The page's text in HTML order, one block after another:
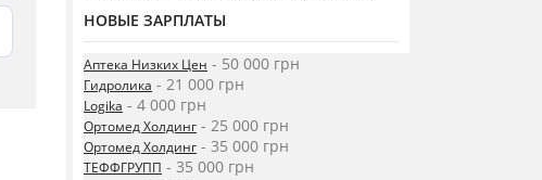
НОВЫЕ ЗАРПЛАТЫ
Аптека Низких Цен - 50 000 грн
Гидролика - 21 000 грн
Logika - 4 000 грн
Ортомед Холдинг - 25 000 грн
Ортомед Холдинг - 35 000 грн
ТЕФФГРУПП - 35 000 грн